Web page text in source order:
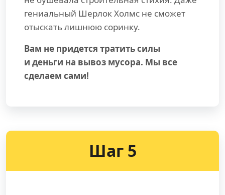
гениальный Шерлок Холмс не сможет
отыскать лишнюю соринку.
Вам не придется тратить силы
и деньги на вывоз мусора. Мы все
сделаем сами!
Шаг 5